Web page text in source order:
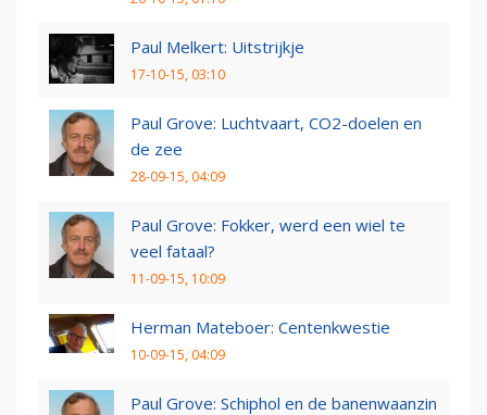
Paul Melkert: Uitstrijkje
17-10-15, 03:10
Paul Grove: Luchtvaart, CO2-doelen en
de zee
28-09-15, 04:09
Paul Grove: Fokker, werd een wiel te
veel fataal?
11-09-15, 10:09
Herman Mateboer: Centenkwestie
10-09-15, 04:09
Paul Grove: Schiphol en de banenwaanzin